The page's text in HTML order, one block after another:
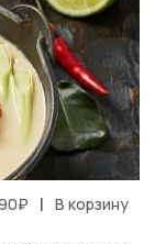
| В корзину